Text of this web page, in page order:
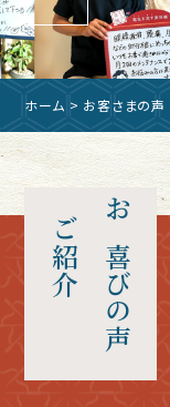
ホーム > お客さまの声
お喜びの声
ご紹介